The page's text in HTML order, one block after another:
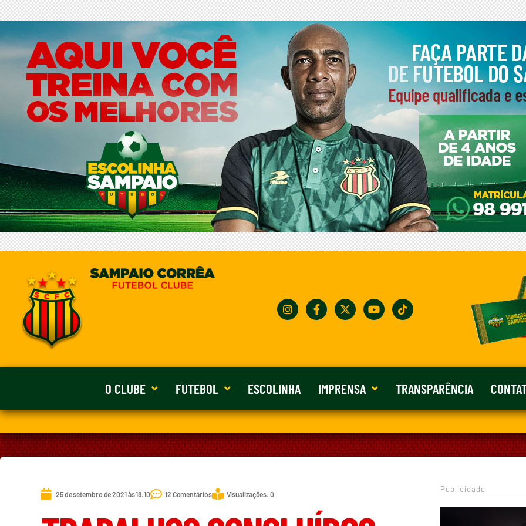
O CLUBE FUTEBOL ESCOLINHA IMPRENSA TRANSPARÊNCIA
25 de setembro de 2021 às 18:10 12 Comentários Visualizações: 0
Publicidade